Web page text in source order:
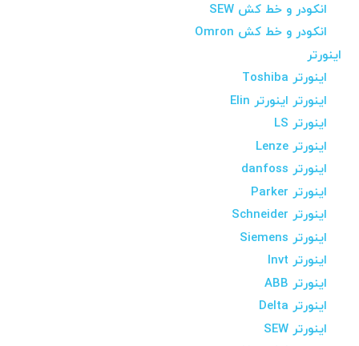
انکودر و خط کش SEW
انکودر و خط کش Omron
اینورتر
اینورتر Toshiba
اینورتر اینورتر Elin
اینورتر LS
اینورتر Lenze
اینورتر danfoss
اینورتر Parker
اینورتر Schneider
اینورتر Siemens
اینورتر Invt
اینورتر ABB
اینورتر Delta
اینورتر SEW